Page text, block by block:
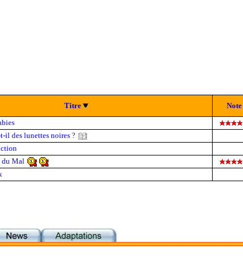
Titre Note
il des lunettes noires ?
du Mal